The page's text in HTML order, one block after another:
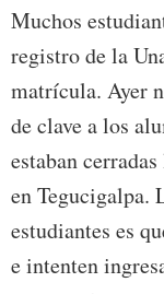
Muchos
registro de la
matrícula. Ayer
de clave a los
estaban
en Tegucigalpa.
estudiantes es
e intenten